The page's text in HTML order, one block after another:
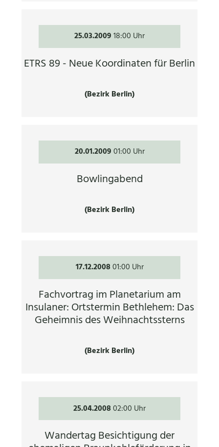
25.03.200918:00 Uhr
ETRS 89 - Neue Koordinaten für Berlin
(Bezirk Berlin)
20.01.200901:00 Uhr
Bowlingabend
(Bezirk Berlin)
17.12.200801:00 Uhr
Fachvortrag im Planetarium am
Insulaner: Ortstermin Bethlehem: Das
Geheimnis des Weihnachtssterns
(Bezirk Berlin)
25.04.200802:00 Uhr
Wandertag Besichtigung der